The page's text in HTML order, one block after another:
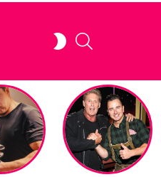
SWITCH
SKIN